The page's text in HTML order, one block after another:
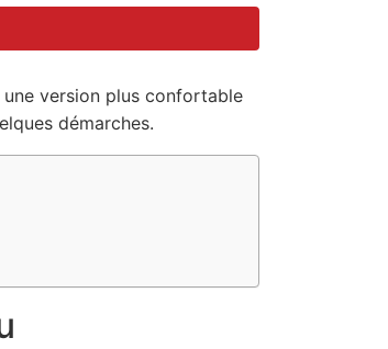
version plus confortable
démarches.